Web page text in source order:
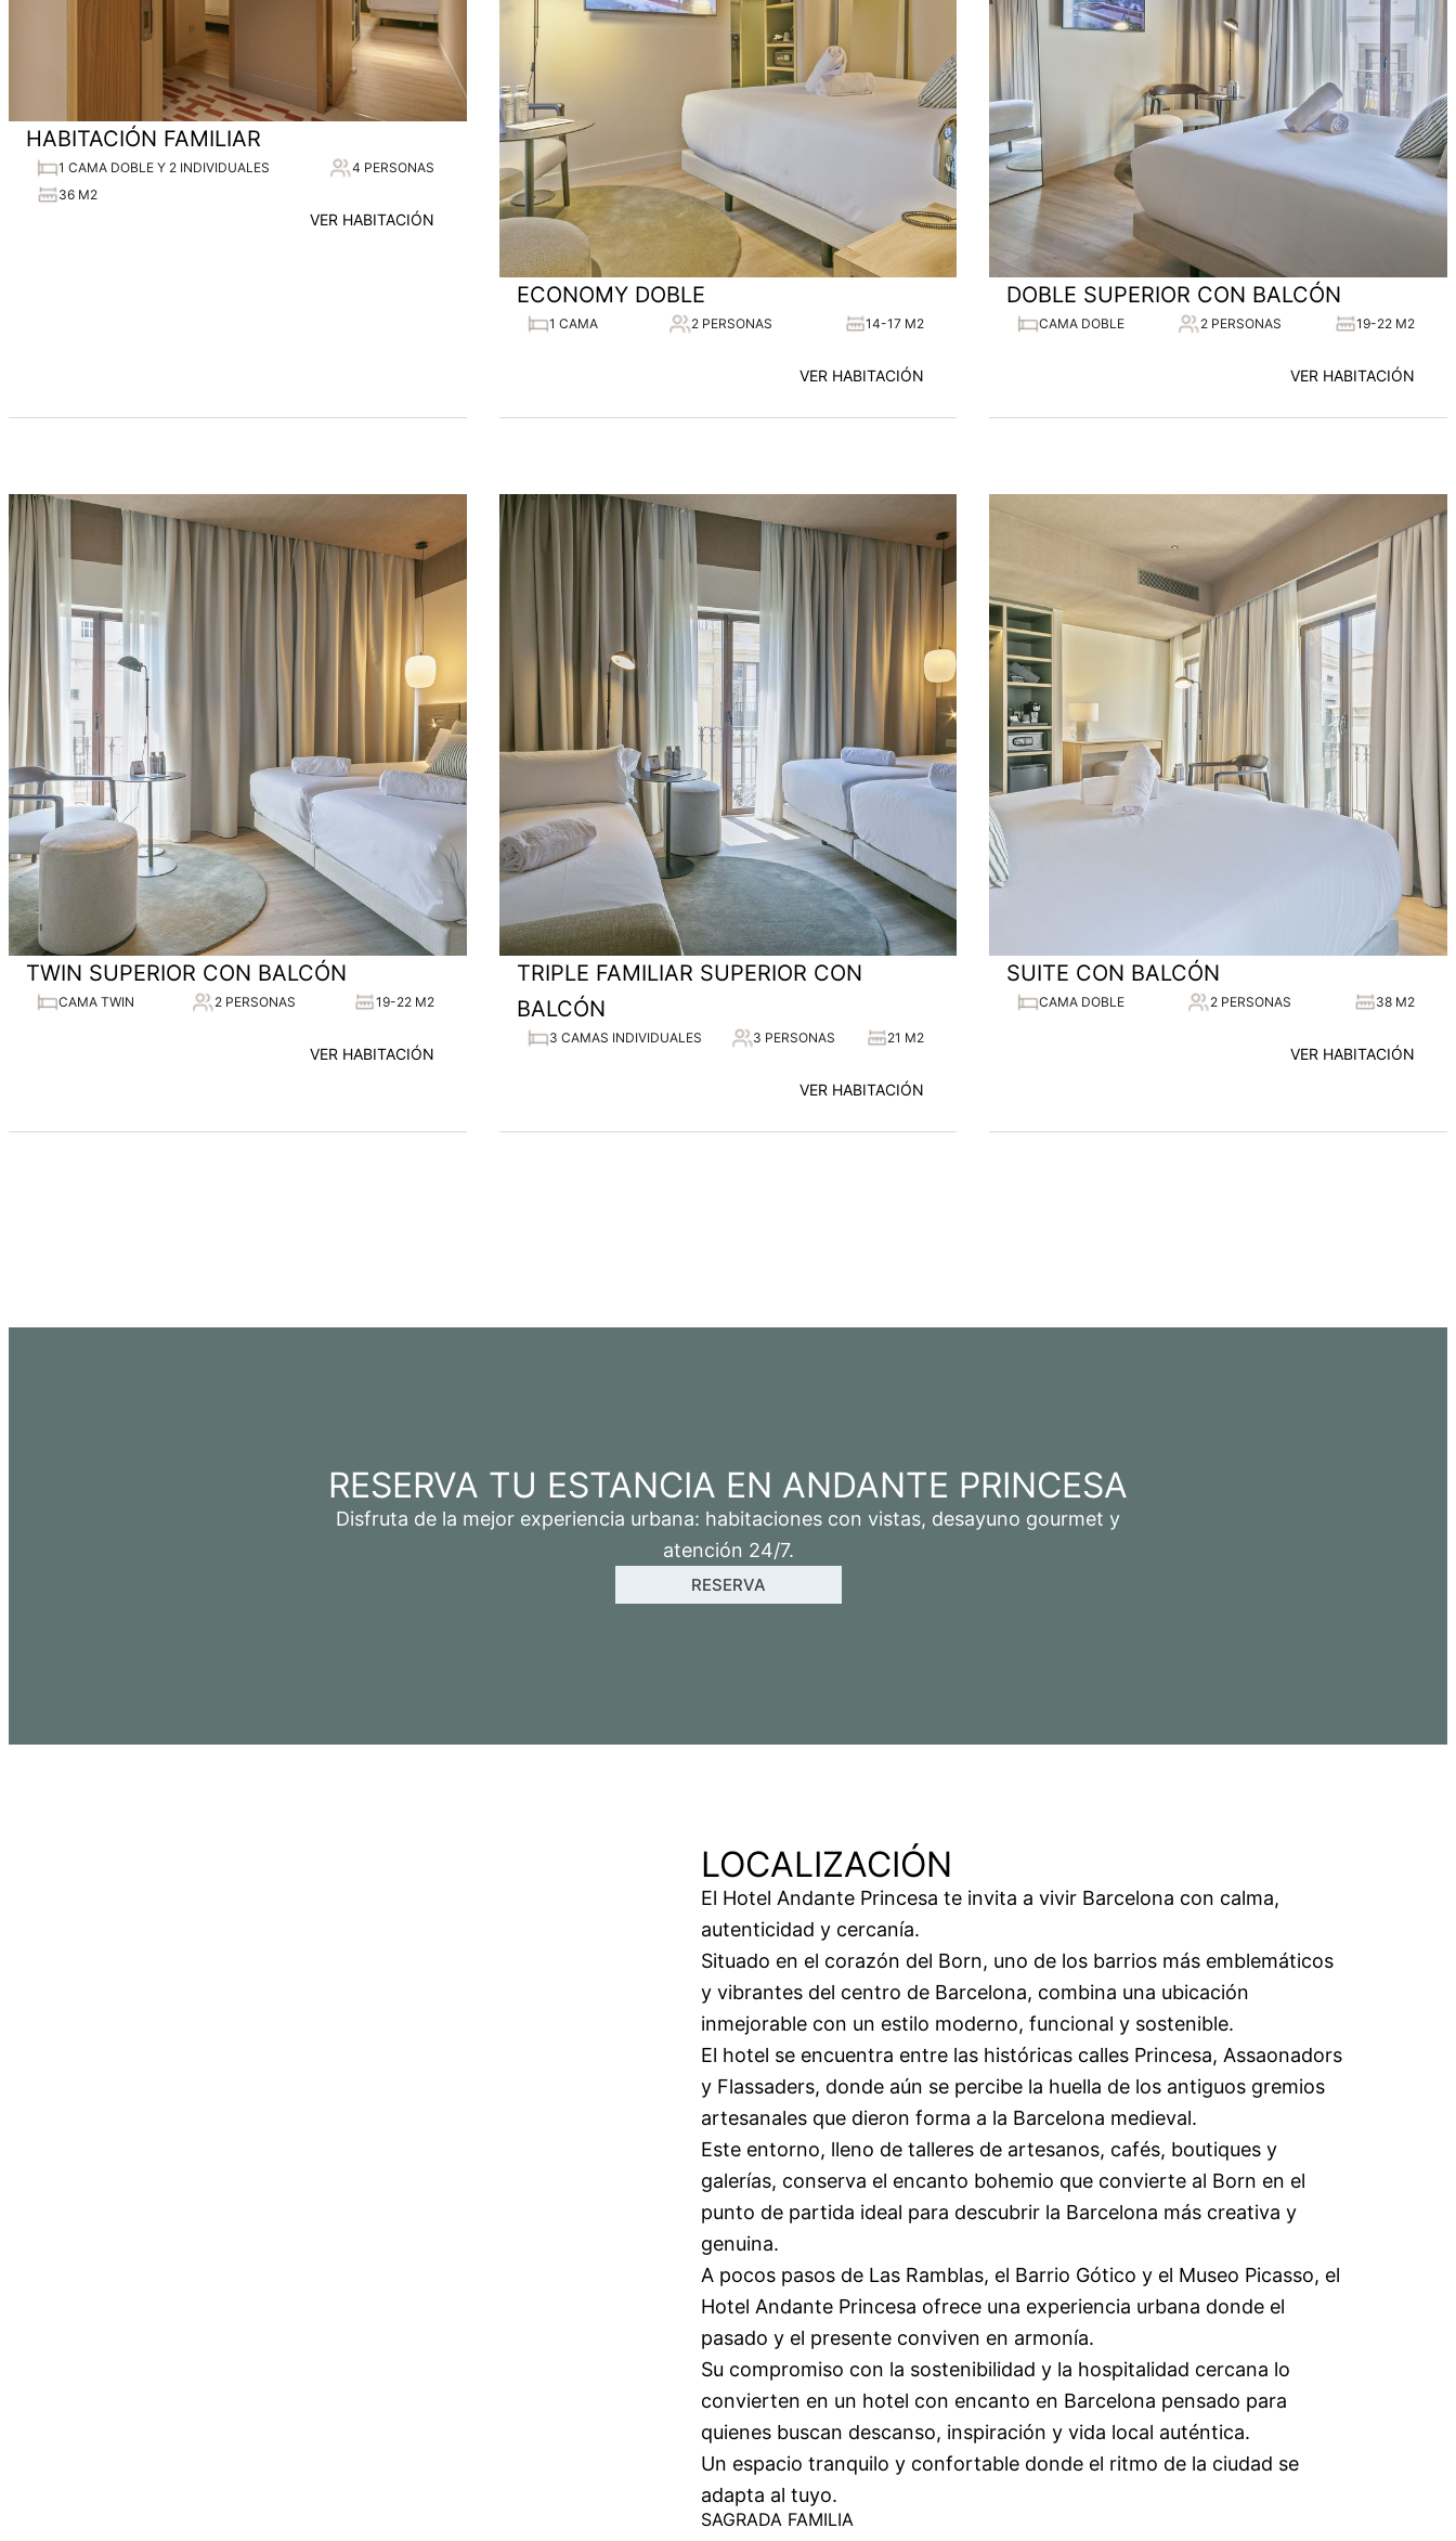
HABITACIÓN FAMILIAR
1 CAMA DOBLE Y 2 INDIVIDUALES
4 PERSONAS
36 M2
VER HABITACIÓN
ECONOMY DOBLE
1 CAMA 2 PERSONAS 14-17 M2
VER HABITACIÓN
DOBLE SUPERIOR CON BALCÓN
CAMA DOBLE 2 PERSONAS 19-22 M2
VER HABITACIÓN
TWIN SUPERIOR CON BALCÓN
CAMA TWIN 2 PERSONAS 19-22 M2
VER HABITACIÓN
TRIPLE FAMILIAR SUPERIOR CON
BALCÓN
3 CAMAS INDIVIDUALES 3 PERSONAS 21 M2
VER HABITACIÓN
SUITE CON BALCÓN
CAMA DOBLE 2 PERSONAS 38 M2
VER HABITACIÓN
RESERVA TU ESTANCIA EN ANDANTE PRINCESA
Disfruta de la mejor experiencia urbana: habitaciones con vistas, desayuno gourmet y
atención 24/7.
RESERVA
LOCALIZACIÓN
El Hotel Andante Princesa te invita a vivir Barcelona con calma,
autenticidad y cercanía.
Situado en el corazón del Born, uno de los barrios más emblemáticos
y vibrantes del centro de Barcelona, combina una ubicación
inmejorable con un estilo moderno, funcional y sostenible.
El hotel se encuentra entre las históricas calles Princesa, Assaonadors
y Flassaders, donde aún se percibe la huella de los antiguos gremios
artesanales que dieron forma a la Barcelona medieval.
Este entorno, lleno de talleres de artesanos, cafés, boutiques y
galerías, conserva el encanto bohemio que convierte al Born en el
punto de partida ideal para descubrir la Barcelona más creativa y
genuina.
A pocos pasos de Las Ramblas, el Barrio Gótico y el Museo Picasso, el
Hotel Andante Princesa ofrece una experiencia urbana donde el
pasado y el presente conviven en armonía.
Su compromiso con la sostenibilidad y la hospitalidad cercana lo
convierten en un hotel con encanto en Barcelona pensado para
quienes buscan descanso, inspiración y vida local auténtica.
Un espacio tranquilo y confortable donde el ritmo de la ciudad se
adapta al tuyo.
SAGRADA FAMILIA